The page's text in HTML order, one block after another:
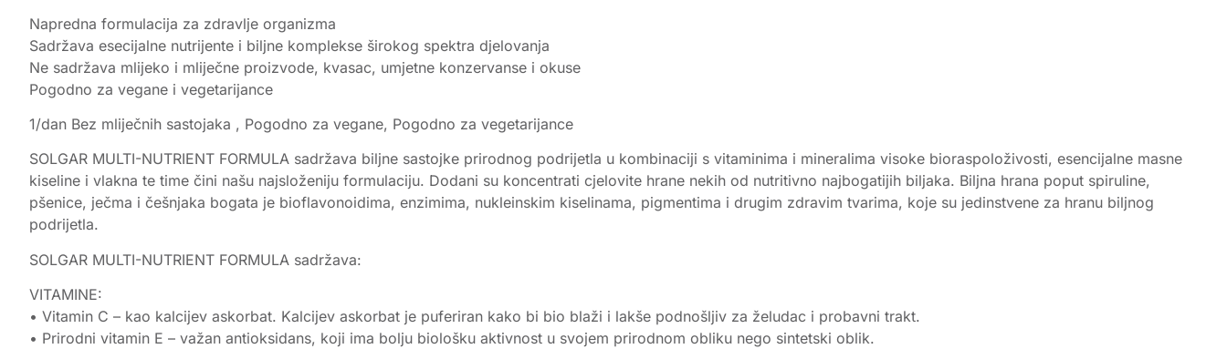
Napredna formulacija za zdravlje organizma
Sadržava esecijalne nutrijente i biljne komplekse širokog spektra djelovanja
Ne sadržava mlijeko i mliječne proizvode, kvasac, umjetne konzervanse i okuse
Pogodno za vegane i vegetarijance
1/dan Bez mliječnih sastojaka , Pogodno za vegane, Pogodno za vegetarijance
SOLGAR MULTI-NUTRIENT FORMULA sadržava biljne sastojke prirodnog podrijetla u kombinaciji s vitaminima i mineralima visoke bioraspoloživosti, esencijalne masne
kiseline i vlakna te time čini našu najsloženiju formulaciju. Dodani su koncentrati cjelovite hrane nekih od nutritivno najbogatijih biljaka. Biljna hrana poput spiruline,
pšenice, ječma i češnjaka bogata je bioflavonoidima, enzimima, nukleinskim kiselinama, pigmentima i drugim zdravim tvarima, koje su jedinstvene za hranu biljnog
podrijetla.
SOLGAR MULTI-NUTRIENT FORMULA sadržava:
VITAMINE:
• Vitamin C – kao kalcijev askorbat. Kalcijev askorbat je puferiran kako bi bio blaži i lakše podnošljiv za želudac i probavni trakt.
• Prirodni vitamin E – važan antioksidans, koji ima bolju biološku aktivnost u svojem prirodnom obliku nego sintetski oblik.